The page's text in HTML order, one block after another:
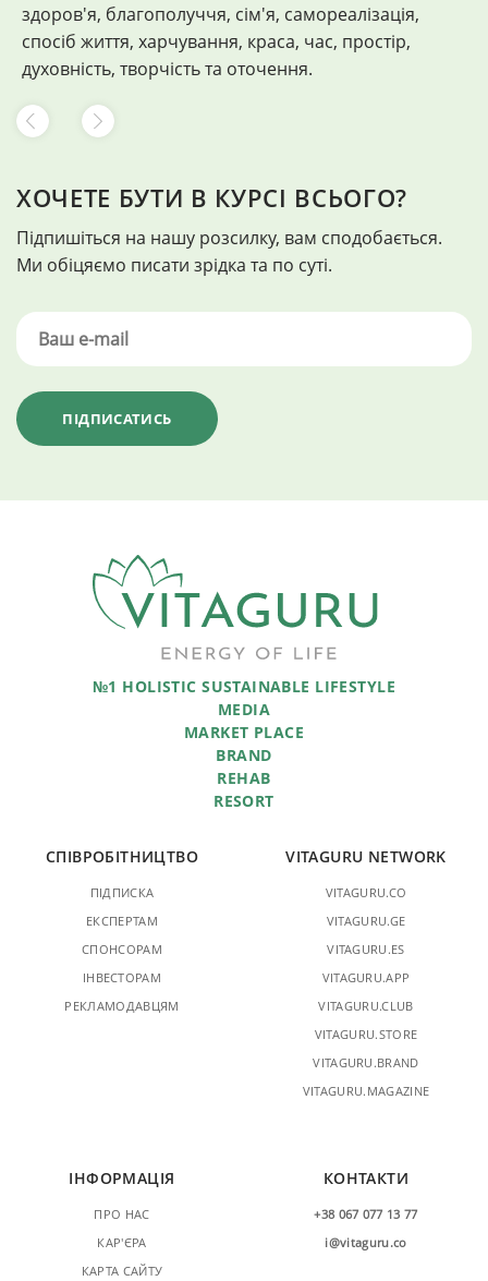
здоров'я, благополуччя, сім'я, самореалізація,
спосіб життя, харчування, краса, час, простір,
духовність, творчість та оточення.
ХОЧЕТЕ БУТИ В КУРСІ ВСЬОГО?
Підпишіться на нашу розсилку, вам сподобається.
Ми обіцяємо писати зрідка та по суті.
№1 HOLISTIC SUSTAINABLE LIFESTYLE
MEDIA
MARKET PLACE
BRAND
REHAB
RESORT
СПІВРОБІТНИЦТВО
ПІДПИСКА
ЕКСПЕРТАМ
СПОНСОРАМ
ІНВЕСТОРАМ
РЕКЛАМОДАВЦЯМ
VITAGURU NETWORK
VITAGURU.CO
VITAGURU.GE
VITAGURU.ES
VITAGURU.APP
VITAGURU.CLUB
VITAGURU.STORE
VITAGURU.BRAND
VITAGURU.MAGAZINE
ІНФОРМАЦІЯ
ПРО НАС
КАР'ЄРА
КАРТА САЙТУ
КОНТАКТИ
+38 067 077 13 77
i@vitaguru.co